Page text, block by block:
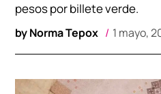
byNorma Tepox 1 mayo,
pesos por billete verde.